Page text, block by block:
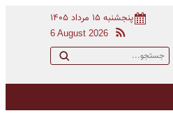
پنجشنبه ۱۵ مرداد ۱۴۰۵
6 August 2026